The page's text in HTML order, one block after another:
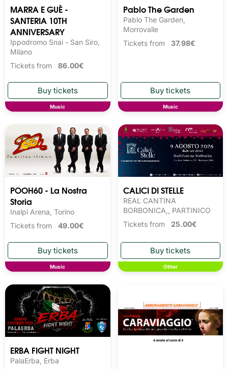
MARRA E GUÈ -
SANTERIA 10TH
ANNIVERSARY
Ippodromo Snai - San Siro,
Milano
Tickets from 86.00€
Music
Pablo The Garden
Pablo The Garden,
Morrovalle
Tickets from 37.98€
Music
POOH60 - La Nostra
Storia
Inalpi Arena, Torino
Tickets from 49.00€
Music
CALICI DI STELLE
REAL CANTINA
BORBONICA,, PARTINICO
Tickets from 25.00€
Other
ERBA FIGHT NIGHT
PalaErba, Erba